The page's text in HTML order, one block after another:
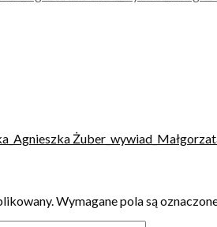
Wymagane pola są